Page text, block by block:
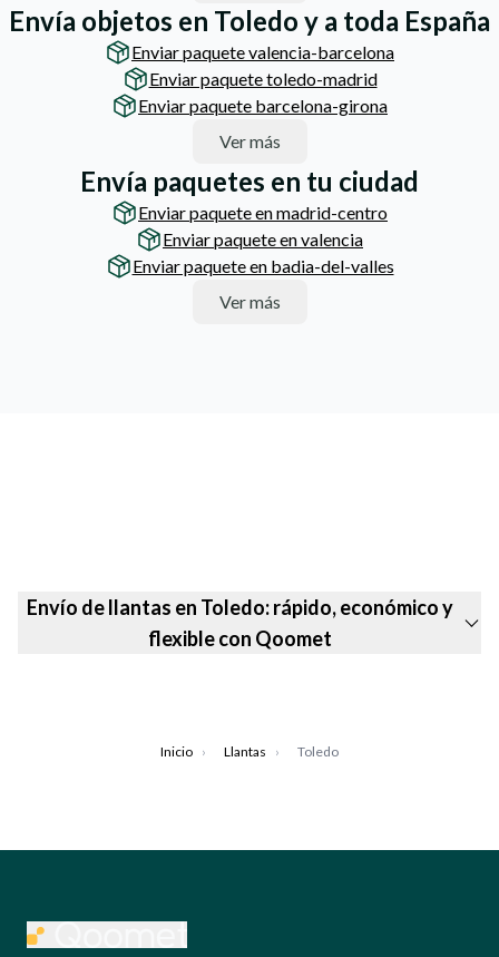
Envía objetos en Toledo y a toda España
Enviar paquete valencia-barcelona
Enviar paquete toledo-madrid
Enviar paquete barcelona-girona
Ver más
Envía paquetes en tu ciudad
Enviar paquete en madrid-centro
Enviar paquete en valencia
Enviar paquete en badia-del-valles
Ver más
Envío de llantas en Toledo: rápido, económico y
flexible con Qoomet
Inicio › Llantas › Toledo